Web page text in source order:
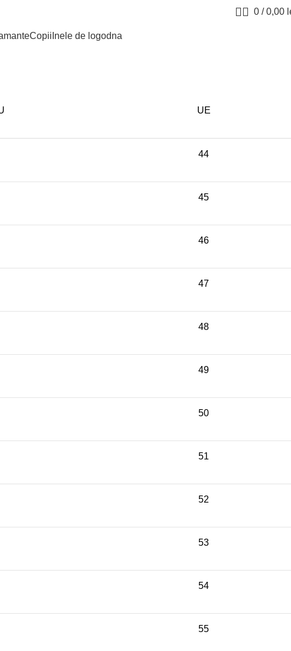
0 / 0,00
Copii Inele de logodna
UE
44
45
46
47
48
49
50
51
52
53
54
55